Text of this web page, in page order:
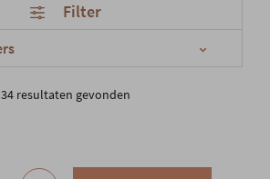
Filter
34 resultaten gevonden